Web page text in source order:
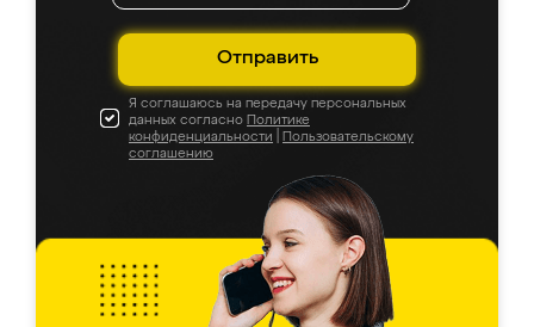
Отправить
Я соглашаюсь на передачу персональных
данных согласно Политике
конфиденциальности
Пользовательскому
соглашению